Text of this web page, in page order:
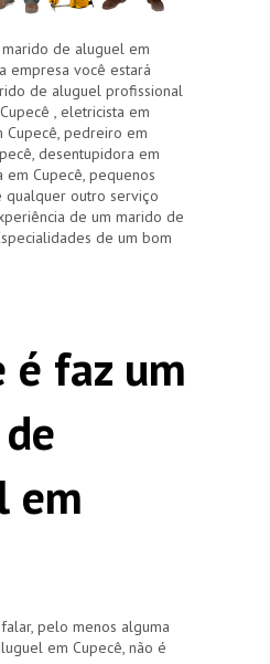
de aluguel em
empresa você estará
de aluguel profissional
, eletricista em
Cupecê, pedreiro em
desentupidora em
Cupecê, pequenos
qualquer outro serviço
de um marido de
de um bom
é faz um
em
pelo menos alguma
em Cupecê, não é